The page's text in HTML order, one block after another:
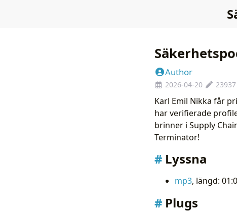
Author
2026-04-20
Karl Emil Nikka får
har verifierade
brinner i Supply
Terminator!
Lyssna
mp3, längd:
Plugs